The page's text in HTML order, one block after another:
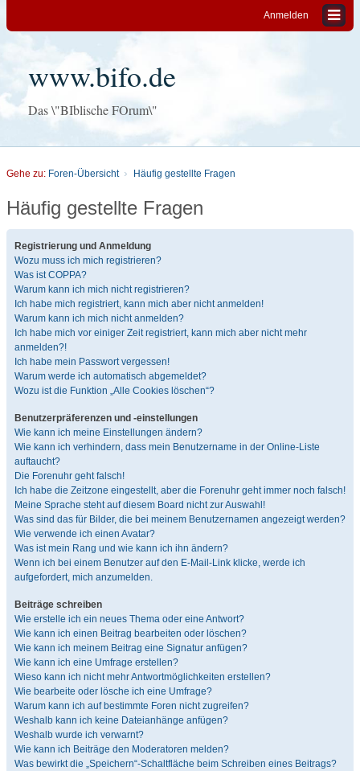
Anmelden
www.bifo.de
Das \"BIblische FOrum\"
Gehe zu: Foren-Übersicht Häufig gestellte Fragen
Häufig gestellte Fragen
Registrierung und Anmeldung
Wozu muss ich mich registrieren?
Was ist COPPA?
Warum kann ich mich nicht registrieren?
Ich habe mich registriert, kann mich aber nicht anmelden!
Warum kann ich mich nicht anmelden?
Ich habe mich vor einiger Zeit registriert, kann mich aber nicht mehr
anmelden?!
Ich habe mein Passwort vergessen!
Warum werde ich automatisch abgemeldet?
Wozu ist die Funktion „Alle Cookies löschen“?
Benutzerpräferenzen und -einstellungen
Wie kann ich meine Einstellungen ändern?
Wie kann ich verhindern, dass mein Benutzername in der Online-Liste
auftaucht?
Die Forenuhr geht falsch!
Ich habe die Zeitzone eingestellt, aber die Forenuhr geht immer noch falsch!
Meine Sprache steht auf diesem Board nicht zur Auswahl!
Was sind das für Bilder, die bei meinem Benutzernamen angezeigt werden?
Wie verwende ich einen Avatar?
Was ist mein Rang und wie kann ich ihn ändern?
Wenn ich bei einem Benutzer auf den E-Mail-Link klicke, werde ich
aufgefordert, mich anzumelden.
Beiträge schreiben
Wie erstelle ich ein neues Thema oder eine Antwort?
Wie kann ich einen Beitrag bearbeiten oder löschen?
Wie kann ich meinem Beitrag eine Signatur anfügen?
Wie kann ich eine Umfrage erstellen?
Wieso kann ich nicht mehr Antwortmöglichkeiten erstellen?
Wie bearbeite oder lösche ich eine Umfrage?
Warum kann ich auf bestimmte Foren nicht zugreifen?
Weshalb kann ich keine Dateianhänge anfügen?
Weshalb wurde ich verwarnt?
Wie kann ich Beiträge den Moderatoren melden?
Was bewirkt die „Speichern“-Schaltfläche beim Schreiben eines Beitrags?